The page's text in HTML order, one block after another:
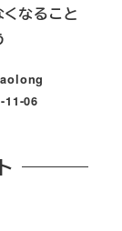
なること
11-06